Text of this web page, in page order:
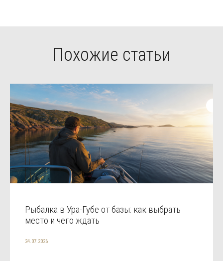
Похожие статьи
Рыбалка в Ура-Губе от базы: как выбрать
место и чего ждать
24.07.2026